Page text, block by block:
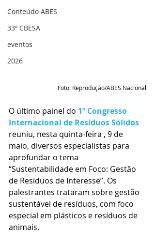
Conteúdo ABES
33º CBESA
eventos
2026
Foto: Reprodução/ABES Nacional
O último painel do 1º Congresso
Internacional de Resíduos Sólidos
reuniu, nesta quinta-feira , 9 de
maio, diversos especialistas para
aprofundar o tema
“Sustentabilidade em Foco: Gestão
de Resíduos de Interesse”. Os
palestrantes trataram sobre gestão
sustentável de resíduos, com foco
especial em plásticos e resíduos de
animais.